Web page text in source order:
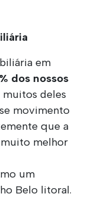
em
dos nossos
muitos deles
movimento
que a
melhor
um
Belo litoral.